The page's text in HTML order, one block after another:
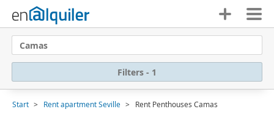
Camas
Filters - 1
Start Rent apartment Seville Rent Penthouses Camas